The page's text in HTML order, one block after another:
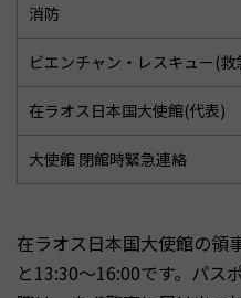
消防
ビエンチャン・レスキュー(救
在ラオス日本国大使館(代表)
大使館 閉館時緊急連絡
在ラオス日本国大使館の領
と13:30〜16:00です。パス